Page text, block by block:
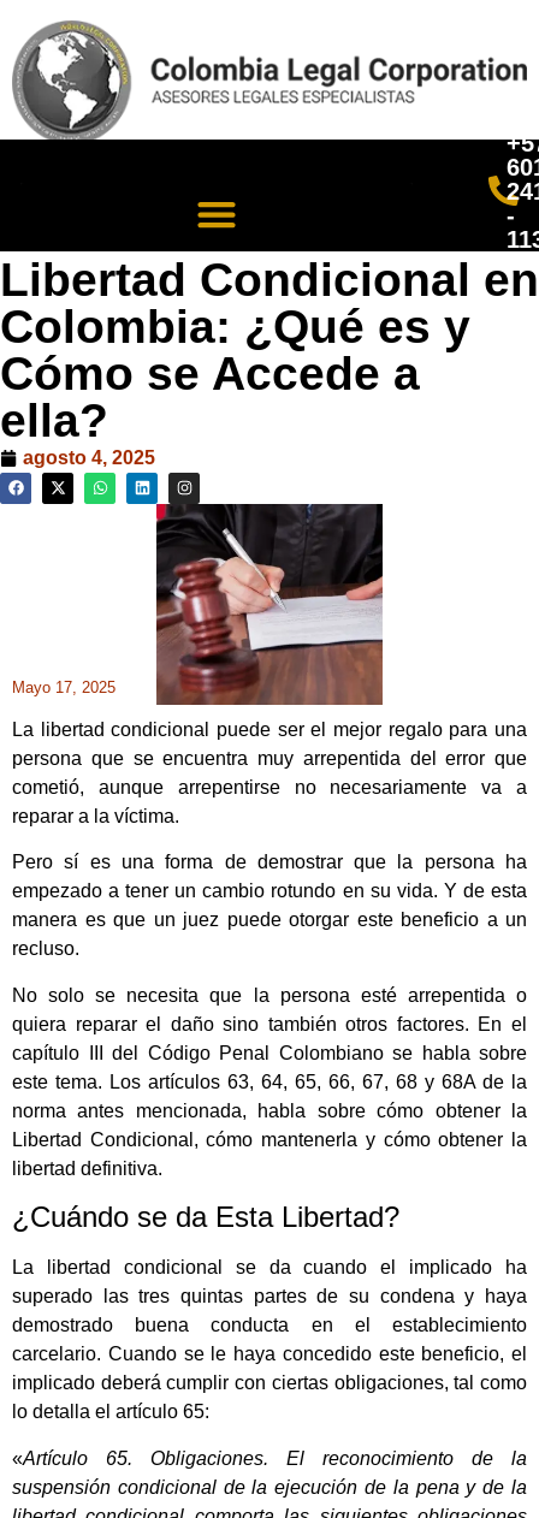
-
Libertad Condicional en
Colombia: ¿Qué es y
Cómo se Accede a
ella?
agosto 4, 2025
Mayo 17, 2025
La libertad condicional puede ser el mejor regalo para una
persona que se encuentra muy arrepentida del error que
cometió, aunque arrepentirse no necesariamente va a
reparar a la víctima.
Pero sí es una forma de demostrar que la persona ha
empezado a tener un cambio rotundo en su vida. Y de esta
manera es que un juez puede otorgar este beneficio a un
recluso.
No solo se necesita que la persona esté arrepentida o
quiera reparar el daño sino también otros factores. En el
capítulo III del Código Penal Colombiano se habla sobre
este tema. Los artículos 63, 64, 65, 66, 67, 68 y 68A de la
norma antes mencionada, habla sobre cómo obtener la
Libertad Condicional, cómo mantenerla y cómo obtener la
libertad definitiva.
¿Cuándo se da Esta Libertad?
La libertad condicional se da cuando el implicado ha
superado las tres quintas partes de su condena y haya
demostrado buena conducta en el establecimiento
carcelario. Cuando se le haya concedido este beneficio, el
implicado deberá cumplir con ciertas obligaciones, tal como
lo detalla el artículo 65:
«Artículo 65. Obligaciones. El reconocimiento de la
suspensión condicional de la ejecución de la pena y de la